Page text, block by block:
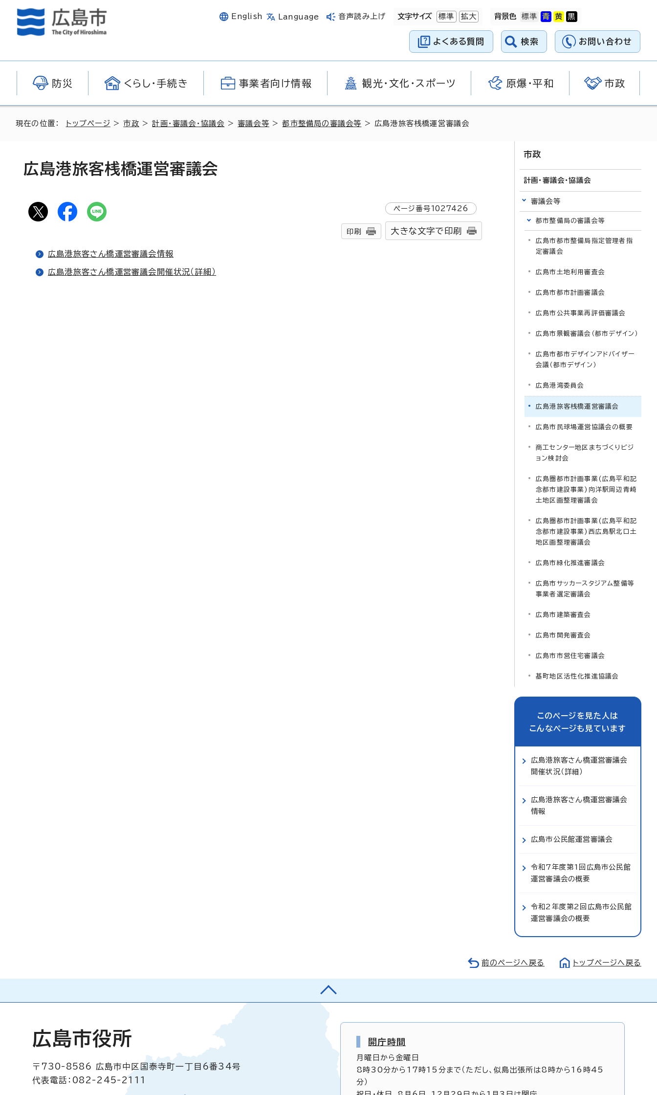
English Language 音声読み上げ 文字サイズ 標準 拡大 背景色
よくある質問 検索 お問い合わせ
防災 くらし・手続き 事業者向け情報 観光・文化・スポーツ 原爆・平和 市政
現在の位置： トップページ >市政 >計画・審議会・協議会 >審議会等 >都市整備局の審議会等 > 広島港旅客桟橋運営審議会
広島港旅客桟橋運営審議会
ページ番号1027426
印刷 大きな文字で印刷
広島港旅客さん橋運営審議会情報
広島港旅客さん橋運営審議会開催状況（詳細）
市政
計画・審議会・協議会
審議会等
都市整備局の審議会等
広島市都市整備局指定管理者指
定審議会
広島市土地利用審査会
広島市都市計画審議会
広島市公共事業再評価審議会
広島市景観審議会（都市デザイン）
広島市都市デザインアドバイザー
会議（都市デザイン）
広島港湾委員会
広島港旅客桟橋運営審議会
広島市民球場運営協議会の概要
商工センター地区まちづくりビジ
ョン検討会
広島圏都市計画事業(広島平和記
念都市建設事業)向洋駅周辺青崎
土地区画整理審議会
広島圏都市計画事業(広島平和記
念都市建設事業)西広島駅北口土
地区画整理審議会
広島市緑化推進審議会
広島市サッカースタジアム整備等
事業者選定審議会
広島市建築審査会
広島市開発審査会
広島市市営住宅審議会
基町地区活性化推進協議会
このページを見た人は
こんなページも見ています
広島港旅客さん橋運営審議会
開催状況（詳細）
広島港旅客さん橋運営審議会
情報
広島市公民館運営審議会
令和7年度第1回広島市公民館
運営審議会の概要
令和2年度第2回広島市公民館
運営審議会の概要
前のページへ戻る トップページへ戻る
広島市役所
〒730-8586
広島市中区国泰寺町一丁目6番34号
代表電話：082-245-2111
開庁時間
月曜日から金曜日
8時30分から17時15分まで（ただし、似島出張所は8時から16時45
分）